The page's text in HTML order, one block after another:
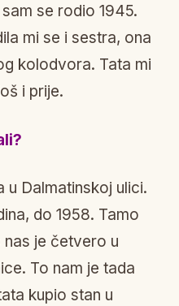
se rodio 1945.
mi se i sestra, ona
kolodvora. Tata mi
i prije.
u Dalmatinskoj ulici.
do 1958. Tamo
je četvero u
To nam je tada
kupio stan u